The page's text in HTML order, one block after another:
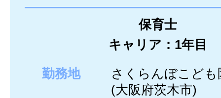
保育士
キャリア：1年目
勤務地
さくらんぼこども
(大阪府茨木市)